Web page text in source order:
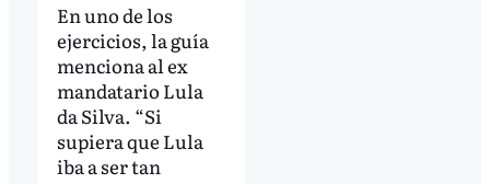
En uno de los
ejercicios, la guía
menciona al ex
mandatario Lula
da Silva. “Si
supiera que Lula
iba a ser tan